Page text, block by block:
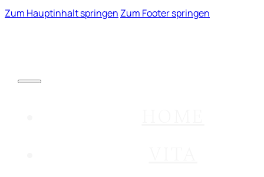
Zum Hauptinhalt springen Zum Footer springen